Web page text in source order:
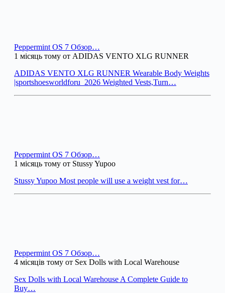
Peppermint OS 7 Обзор…
1 місяць тому от ADIDAS VENTO XLG RUNNER
ADIDAS VENTO XLG RUNNER Wearable Body Weights
|sportshoesworldforu_2026 Weighted Vests,Turn…
Peppermint OS 7 Обзор…
1 місяць тому от Stussy Yupoo
Stussy Yupoo Most people will use a weight vest for…
Peppermint OS 7 Обзор…
4 місяців тому от Sex Dolls with Local Warehouse
Sex Dolls with Local Warehouse A Complete Guide to
Buy…